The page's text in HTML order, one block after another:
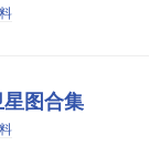
图合集